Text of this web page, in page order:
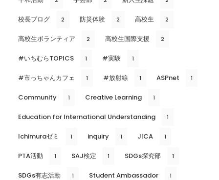
校長ブログ 2 防災体験 2 高校生 2
高校生ボランティア 2 高校生国際支援 2
#いちむらTOPICS 1 #実験 1
#市っちゃんカフェ 1 #放射線 1 ASPnet 1
Community 1 Creative Learning 1
Education for International Understanding 1
Ichimuraゼミ 1 inquiry 1 JICA 1
PTA活動 1 SAJ検定 1 SDGs探究部 1
SDGs有志活動 1 Student Ambassador 1